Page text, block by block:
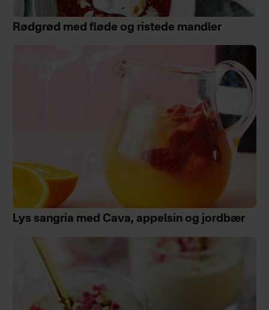
Rødgrød med fløde og ristede mandler
Lys sangria med Cava, appelsin og jordbær